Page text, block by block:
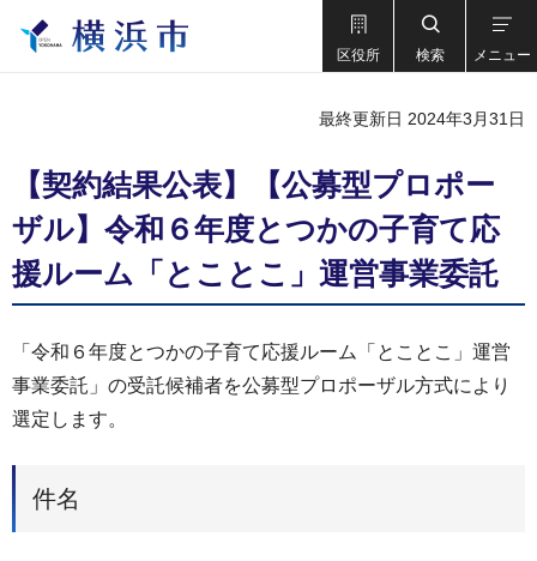
区役所 検索 メニュー
最終更新日 2024年3月31日
【契約結果公表】【公募型プロポー
ザル】令和６年度とつかの子育て応
援ルーム「とことこ」運営事業委託
「令和６年度とつかの子育て応援ルーム「とことこ」運営
事業委託」の受託候補者を公募型プロポーザル方式により
選定します。
件名